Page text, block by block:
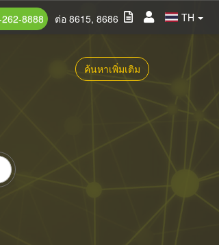
TH
8888 ต่อ 8615, 8686
ค้นหาเพิ่มเติม